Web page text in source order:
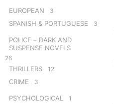
EUROPEAN 3
SPANISH & PORTUGUESE 3
POLICE – DARK AND
SUSPENSE NOVELS
26
THRILLERS 12
CRIME 3
PSYCHOLOGICAL 1